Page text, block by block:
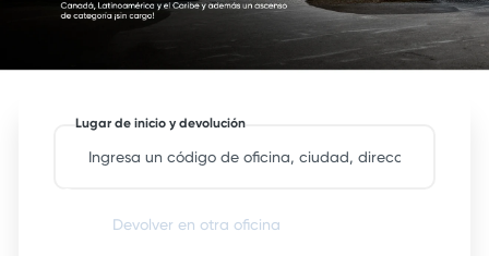
Lugar de inicio y devolución
Devolver en otra oficina